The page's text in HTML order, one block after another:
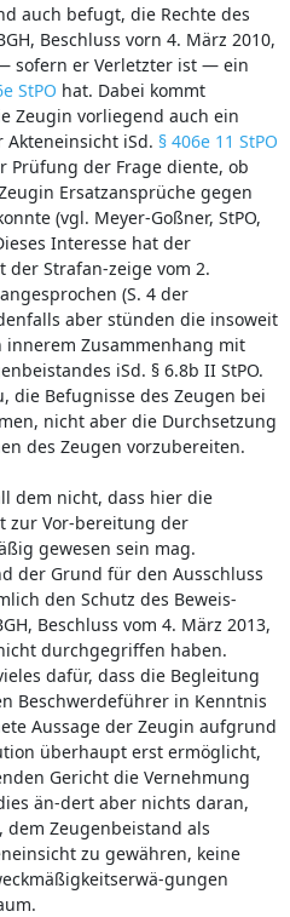
auch befugt, die Rechte des
Beschluss vorn 4. März 2010,
sofern er Verletzter ist — ein
StPO hat. Dabei kommt
Zeugin vorliegend auch ein
iSd. § 406e 11 StPO
Prüfung der Frage diente, ob
Ersatzansprüche gegen
(vgl. Meyer-Goßner, StPO,
Interesse hat der
Strafan-zeige vom 2.
(S. 4 der
aber stünden die insoweit
Zusammenhang mit
iSd. § 6.8b II StPO.
die Befugnisse des Zeugen bei
nicht aber die Durchsetzung
des Zeugen vorzubereiten.
dem nicht, dass hier die
zur Vor-bereitung der
gewesen sein mag.
der Grund für den Ausschluss
den Schutz des Beweis-
Beschluss vom 4. März 2013,
durchgegriffen haben.
dafür, dass die Begleitung
Beschwerdeführer in Kenntnis
Aussage der Zeugin aufgrund
überhaupt erst ermöglicht,
Gericht die Vernehmung
än-dert aber nichts daran,
Zeugenbeistand als
zu gewähren, keine
gungen